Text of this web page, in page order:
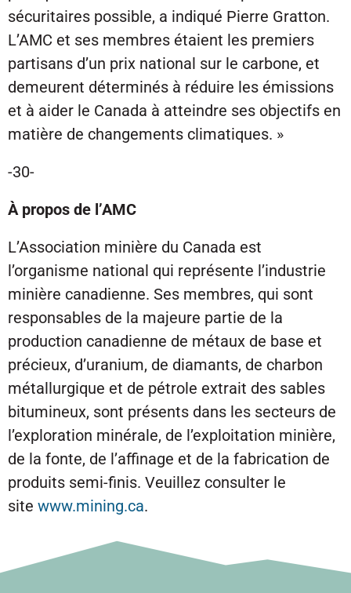
sécuritaires possible, a indiqué Pierre Gratton.
L’AMC et ses membres étaient les premiers
partisans d’un prix national sur le carbone, et
demeurent déterminés à réduire les émissions
et à aider le Canada à atteindre ses objectifs en
matière de changements climatiques. »
-30-
À propos de l’AMC
L’Association minière du Canada est
l’organisme national qui représente l’industrie
minière canadienne. Ses membres, qui sont
responsables de la majeure partie de la
production canadienne de métaux de base et
précieux, d’uranium, de diamants, de charbon
métallurgique et de pétrole extrait des sables
bitumineux, sont présents dans les secteurs de
l’exploration minérale, de l’exploitation minière,
de la fonte, de l’affinage et de la fabrication de
produits semi-finis. Veuillez consulter le
site www.mining.ca.